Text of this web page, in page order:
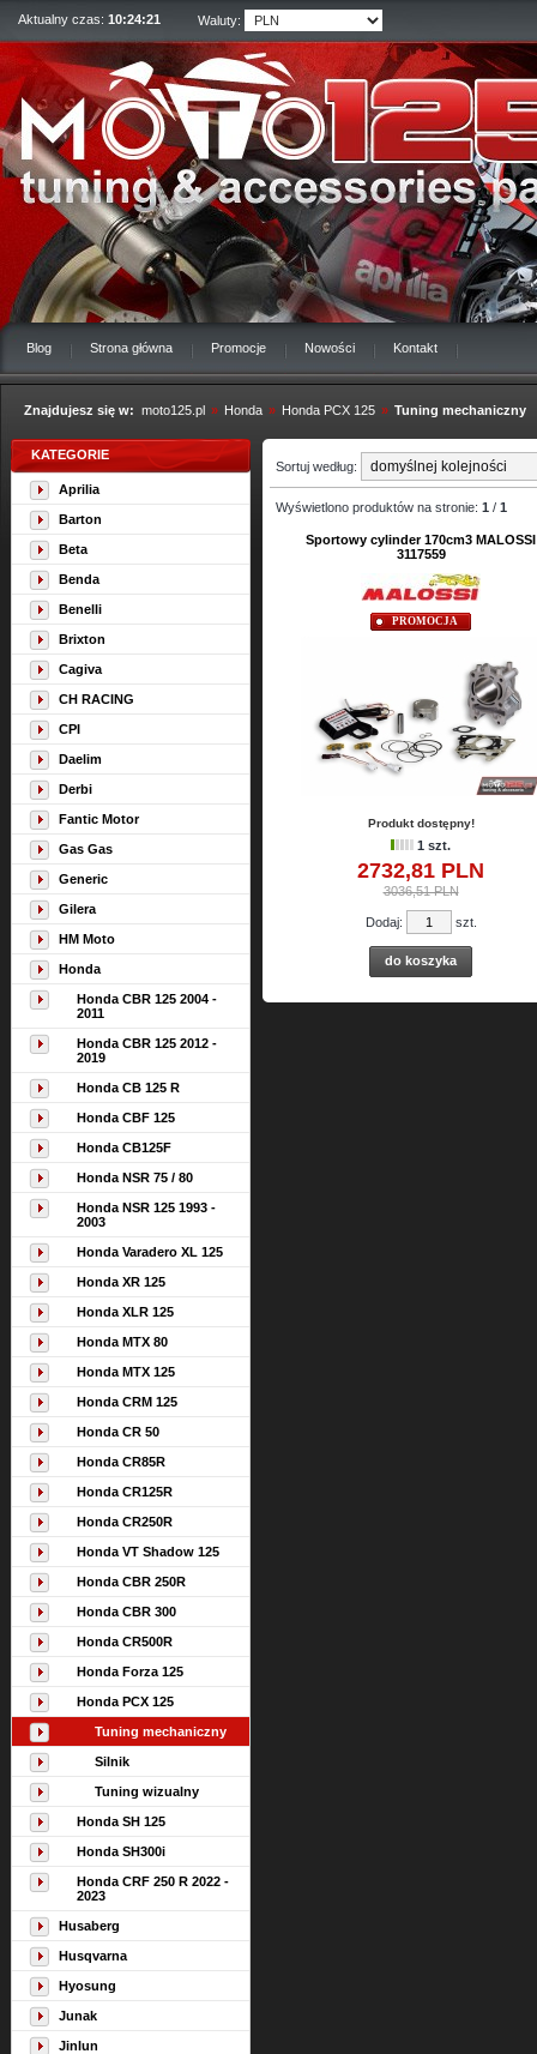
Aktualny czas: 10:24:22 Waluty:
Blog Strona główna Promocje Nowości Kontakt
Znajdujesz się w: moto125.pl » Honda » Honda PCX 125 » Tuning mechaniczny
KATEGORIE
Aprilia
Barton
Beta
Benda
Benelli
Brixton
Cagiva
CH RACING
CPI
Daelim
Derbi
Fantic Motor
Gas Gas
Generic
Gilera
HM Moto
Honda
Honda CBR 125 2004 -
2011
Honda CBR 125 2012 -
2019
Honda CB 125 R
Honda CBF 125
Honda CB125F
Honda NSR 75 / 80
Honda NSR 125 1993 -
2003
Honda Varadero XL 125
Honda XR 125
Honda XLR 125
Honda MTX 80
Honda MTX 125
Honda CRM 125
Honda CR 50
Honda CR85R
Honda CR125R
Honda CR250R
Honda VT Shadow 125
Honda CBR 250R
Honda CBR 300
Honda CR500R
Honda Forza 125
Honda PCX 125
Tuning mechaniczny
Silnik
Tuning wizualny
Honda SH 125
Honda SH300i
Honda CRF 250 R 2022 -
2023
Husaberg
Husqvarna
Hyosung
Junak
Jinlun
Sortuj według:
Wyświetlono produktów na stronie: 1 / 1
Sportowy cylinder 170cm3 MALOSSI
3117559
PROMOCJA
Produkt dostępny!
1 szt.
2732,81 PLN
3036,51 PLN
Dodaj: szt.
do koszyka